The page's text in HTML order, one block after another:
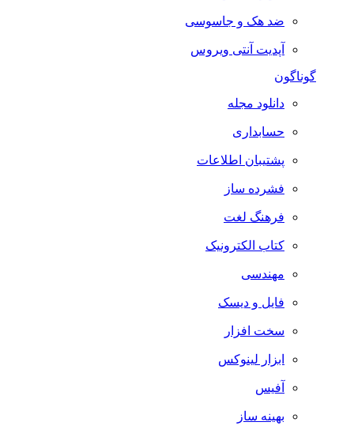
ضد هک و جاسوسی
آپدیت آنتی ویروس
گوناگون
دانلود مجله
حسابداری
پشتیبان اطلاعات
فشرده ساز
فرهنگ لغت
کتاب الکترونیک
مهندسی
فایل و دیسک
سخت افزار
ابزار لینوکس
آفیس
بهینه ساز